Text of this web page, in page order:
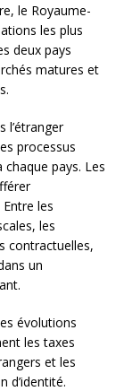
le Royaume-
les plus
deux pays
matures et
l’étranger
processus
pays. Les
les
les
contractuelles,
un
évolutions
les taxes
et les
d’identité.